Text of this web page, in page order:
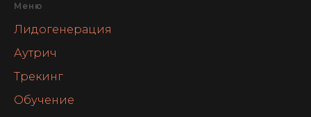
Меню
Лидогенерация
Аутрич
Трекинг
Обучение